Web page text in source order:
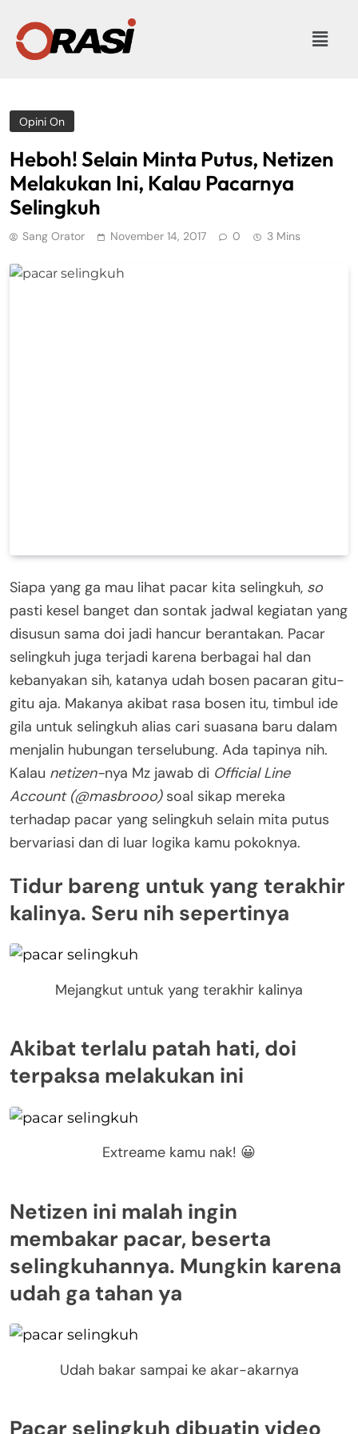
Opini On
Heboh! Selain Minta Putus, Netizen
Melakukan Ini, Kalau Pacarnya
Selingkuh
Sang Orator November 14, 2017 0 3 Mins
Siapa yang ga mau lihat pacar kita selingkuh, so
pasti kesel banget dan sontak jadwal kegiatan yang
disusun sama doi jadi hancur berantakan. Pacar
selingkuh juga terjadi karena berbagai hal dan
kebanyakan sih, katanya udah bosen pacaran gitu-
gitu aja. Makanya akibat rasa bosen itu, timbul ide
gila untuk selingkuh alias cari suasana baru dalam
menjalin hubungan terselubung. Ada tapinya nih.
Kalau netizen-nya Mz jawab di Official Line
Account (@masbrooo)soal sikap mereka
terhadap pacar yang selingkuh selain mita putus
bervariasi dan di luar logika kamu pokoknya.
Tidur bareng untuk yang terakhir
kalinya. Seru nih sepertinya
Mejangkut untuk yang terakhir kalinya
Akibat terlalu patah hati, doi
terpaksa melakukan ini
Extreame kamu nak! 😀
Netizen ini malah ingin
membakar pacar, beserta
selingkuhannya. Mungkin karena
udah ga tahan ya
Udah bakar sampai ke akar-akarnya